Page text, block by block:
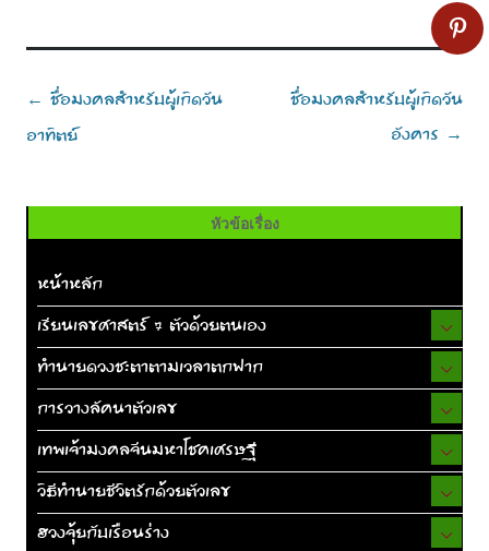
Post
navigation
← ชื่อมงคลสำหรับผู้เกิดวัน
อาทิตย์
ชื่อมงคลสำหรับผู้เกิดวัน
อังคาร →
หัวข้อเรื่อง
หน้าหลัก
เรียนเลขศาสตร์ 7 ตัวด้วยตนเอง
ทำนายดวงชะตาตามเวลาตกฟาก
การวางลัคนาตัวเลข
เทพเจ้ามงคลจีนมหาโชคเศรษฐี
วิธีทำนายชีวิตรักด้วยตัวเลข
ฮวงจุ้ยกับเรือนร่าง